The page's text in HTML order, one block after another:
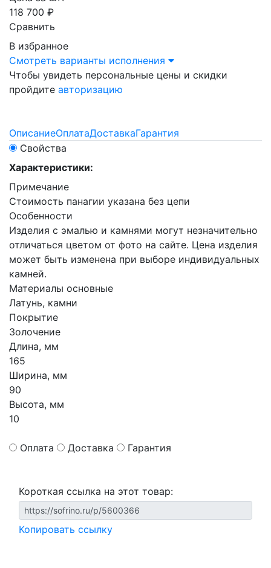
118 700 ₽
Сравнить
В избранное
Смотреть варианты исполнения
Чтобы увидеть персональные цены и скидки
пройдите авторизацию
ОписаниеОплатаДоставкаГарантия
Свойства
Характеристики:
Примечание
Стоимость панагии указана без цепи
Особенности
Изделия с эмалью и камнями могут незначительно
отличаться цветом от фото на сайте. Цена изделия
может быть изменена при выборе индивидуальных
камней.
Материалы основные
Латунь, камни
Покрытие
Золочение
Длина, мм
165
Ширина, мм
90
Высота, мм
10
Оплата Доставка Гарантия
Короткая ссылка на этот товар:
Копировать ссылку